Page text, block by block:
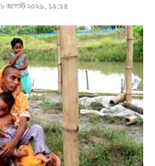
৮ আগস্ট ২০২৬, ১৯:১৪